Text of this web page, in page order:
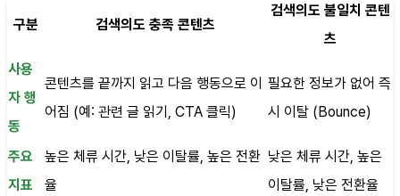
구분 검색의도 충족 콘텐츠
검색의도 불일치 콘텐
츠
사용
자 행
동
콘텐츠를 끝까지 읽고 다음 행동으로 이
어짐 (예: 관련 글 읽기, CTA 클릭)
필요한 정보가 없어 즉
시 이탈 (Bounce)
주요
지표
높은 체류 시간, 낮은 이탈률, 높은 전환
율
낮은 체류 시간, 높은
이탈률, 낮은 전환율